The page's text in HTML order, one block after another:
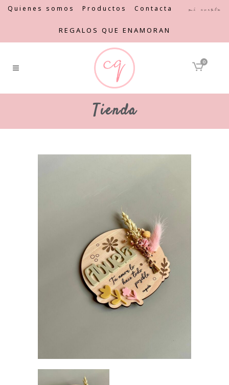
Quienes somos Productos Contacta Mi cuenta
REGALOS QUE ENAMORAN
0
Tienda